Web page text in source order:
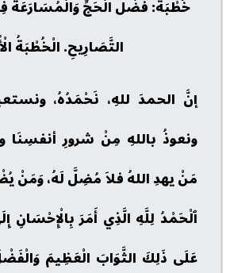
خُطْبَةُ: فَضْلُ الْحَجِّ وَالْمُسَارَعَةُ
التَّصَارِيحِ. الْخُطْبَةُ
إنَّ الحمدَ للهِ، نَحْمَدُهُ،
ونعوذُ باللهِ مِنْ شرورِ أنفسِنَا
مَنْ يهدِ اللهُ فلاَ مُضِلَّ لَهُ، وَمَنْ
ٱلْحَمْدُ لِلَّهِ الَّذِي أَمَرَ بِالْإِحْسَانِ
عَلَى ذَلِكَ الثَّوَابَ الْعَظِيمَ